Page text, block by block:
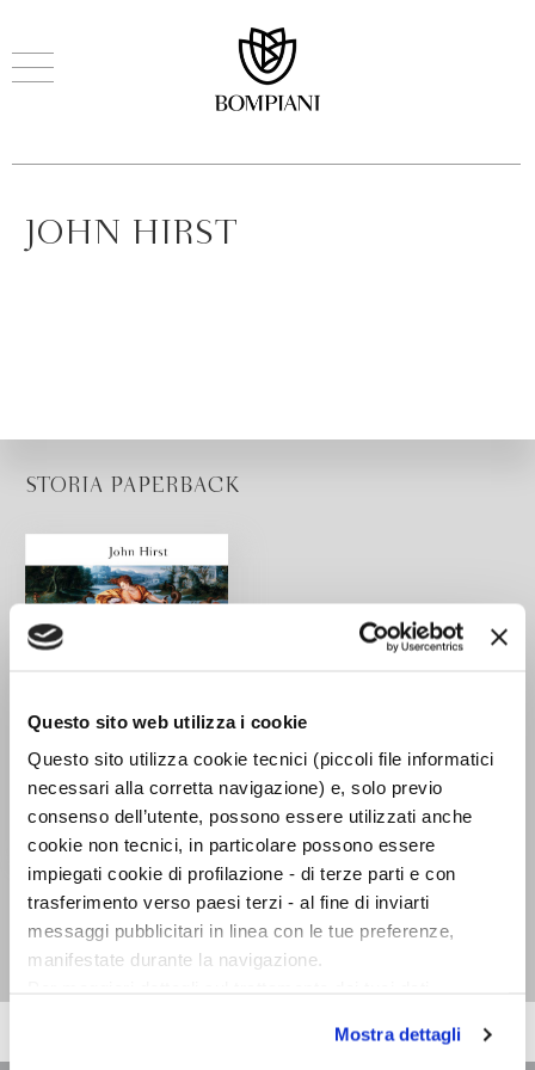
Questo sito web utilizza i cookie
Questo sito utilizza cookie tecnici (piccoli file informatici
necessari alla corretta navigazione) e, solo previo
consenso dell’utente, possono essere utilizzati anche
cookie non tecnici, in particolare possono essere
impiegati cookie di profilazione - di terze parti e con
trasferimento verso paesi terzi - al fine di inviarti
messaggi pubblicitari in linea con le tue preferenze,
manifestate durante la navigazione.
scelte privacy sui cookie, ti invitiamo a prendere visione
Mostra dettagli
JOHN HIRST
STORIA PAPERBACK
Breve storia
dell'Europa
John Hirst